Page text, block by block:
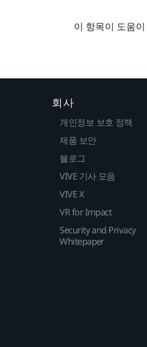
이 항목이 도움
회사
개인정보 보호 정책
제품 보안
블로그
VIVE 기사 모음
VIVE X
VR for Impact
Security and Privacy
Whitepaper